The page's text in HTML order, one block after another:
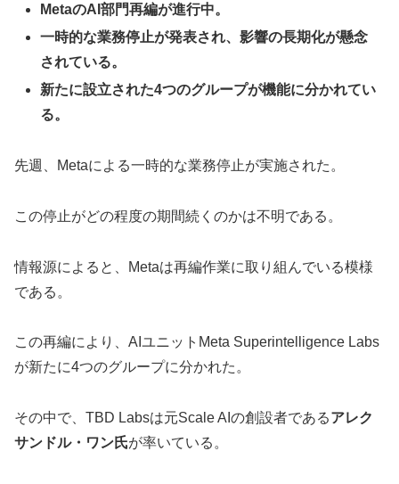
MetaのAI部門再編が進行中。
一時的な業務停止が発表され、影響の長期化が懸念
されている。
新たに設立された4つのグループが機能に分かれてい
る。
先週、Metaによる一時的な業務停止が実施された。
この停止がどの程度の期間続くのかは不明である。
情報源によると、Metaは再編作業に取り組んでいる模様
である。
この再編により、AIユニットMeta Superintelligence Labs
が新たに4つのグループに分かれた。
その中で、TBD Labsは元Scale AIの創設者であるアレク
サンドル・ワン氏が率いている。